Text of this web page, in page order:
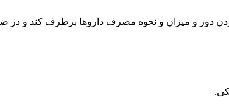
دوز و میزان و نحوه مصرف داروها برطرف کند و در